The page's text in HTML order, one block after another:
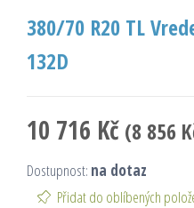
380/70 R20 TL
132D
10 716 Kč (8 856
Dostupnost: na dotaz
Přidat do oblíbených